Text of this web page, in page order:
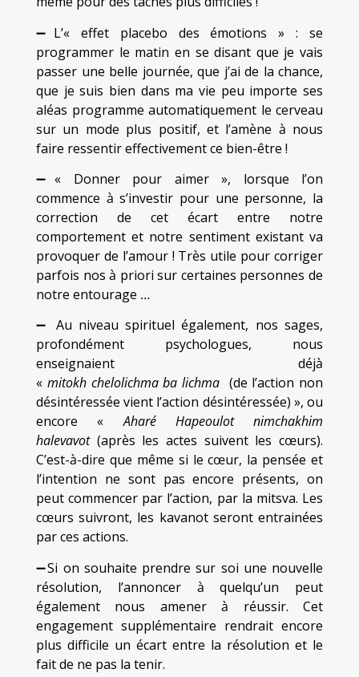
➖L’« effet placebo des émotions » : se
programmer le matin en se disant que je vais
passer une belle journée, que j’ai de la chance,
que je suis bien dans ma vie peu importe ses
aléas programme automatiquement le cerveau
sur un mode plus positif, et l’amène à nous
faire ressentir effectivement ce bien-être !
➖« Donner pour aimer », lorsque l’on
commence à s’investir pour une personne, la
correction de cet écart entre notre
comportement et notre sentiment existant va
provoquer de l’amour ! Très utile pour corriger
parfois nos à priori sur certaines personnes de
notre entourage …
➖ Au niveau spirituel également, nos sages,
profondément psychologues, nous
enseignaient déjà
« mitokh chelolichma ba lichma (de l’action non
désintéressée vient l’action désintéressée) », ou
encore «Aharé Hapeoulot nimchakhim
halevavot(après les actes suivent les cœurs).
C’est-à-dire que même si le cœur, la pensée et
l’intention ne sont pas encore présents, on
peut commencer par l’action, par la mitsva. Les
cœurs suivront, les kavanot seront entrainées
par ces actions.
➖Si on souhaite prendre sur soi une nouvelle
résolution, l’annoncer à quelqu’un peut
également nous amener à réussir. Cet
engagement supplémentaire rendrait encore
plus difficile un écart entre la résolution et le
fait de ne pas la tenir.